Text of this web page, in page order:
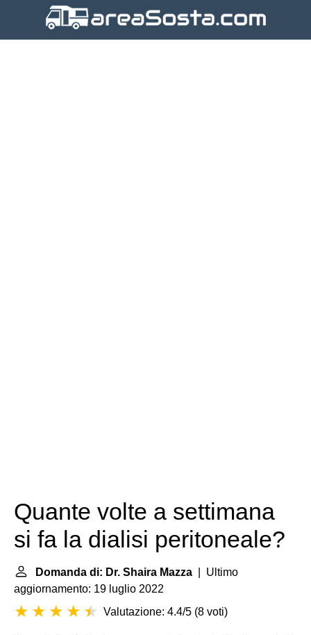
Quante volte a settimana
si fa la dialisi peritoneale?
Domanda di: Dr. Shaira Mazza | Ultimo
aggiornamento: 19 luglio 2022
Valutazione: 4.4/5 (8 voti)